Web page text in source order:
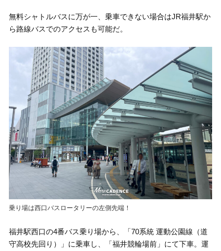
無料シャトルバスに万が一、乗車できない場合はJR福井駅か
ら路線バスでのアクセスも可能だ。
乗り場は西口バスロータリーの左側先端！
福井駅西口の4番バス乗り場から、「70系統 運動公園線（道
守高校先回り）」に乗車し、「福井競輪場前」にて下車。運